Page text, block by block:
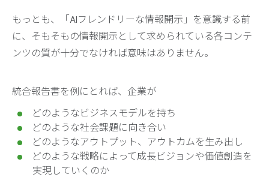
もっとも、「AIフレンドリーな情報開示」を意識する前
に、そもそもの情報開示として求められている各コンテ
ンツの質が十分でなければ意味はありません。
統合報告書を例にとれば、企業が
どのようなビジネスモデルを持ち
どのような社会課題に向き合い
どのようなアウトプット、アウトカムを生み出し
どのような戦略によって成長ビジョンや価値創造を
実現していくのか